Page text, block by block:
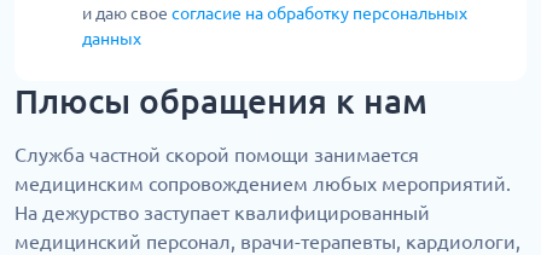
и даю свое согласие на обработку персональных
данных
Плюсы обращения к нам
Служба частной скорой помощи занимается
медицинским сопровождением любых мероприятий.
На дежурство заступает квалифицированный
медицинский персонал, врачи-терапевты, кардиологи,